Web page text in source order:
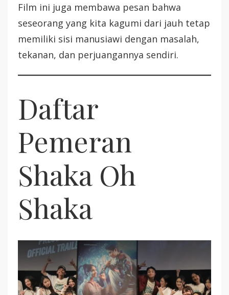
Film ini juga membawa pesan bahwa
seseorang yang kita kagumi dari jauh tetap
memiliki sisi manusiawi dengan masalah,
tekanan, dan perjuangannya sendiri.
Daftar
Pemeran
Shaka Oh
Shaka